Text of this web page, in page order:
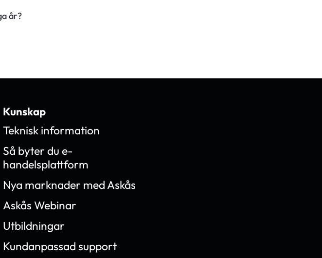
år?
Kunskap
Teknisk information
Så byter du e-
handelsplattform
Nya marknader med Askås
Askås Webinar
Utbildningar
Kundanpassad support